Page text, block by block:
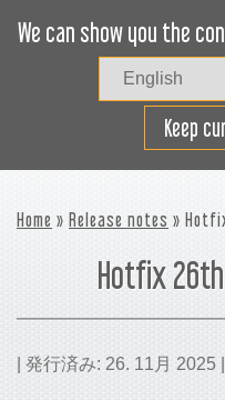
We can show you the
Keep
貨物スペー
Home » Release notes »
Hotfix
| 発行済み: 26. 11月